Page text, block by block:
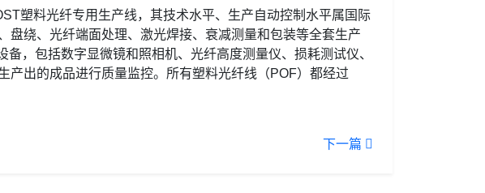
塑料光纤专用生产线，其技术水平、生产自动控制水平属国际
盘绕、光纤端面处理、激光焊接、衰减测量和包装等全套生产
，包括数字显微镜和照相机、光纤高度测量仪、损耗测试仪、
产出的成品进行质量监控。所有塑料光纤线（POF）都经过
下一篇